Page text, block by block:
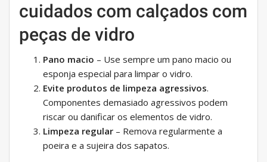
cuidados com calçados com
peças de vidro
Pano macio – Use sempre um pano macio ou
esponja especial para limpar o vidro.
Evite produtos de limpeza agressivos.
Componentes demasiado agressivos podem
riscar ou danificar os elementos de vidro.
Limpeza regular – Remova regularmente a
poeira e a sujeira dos sapatos.